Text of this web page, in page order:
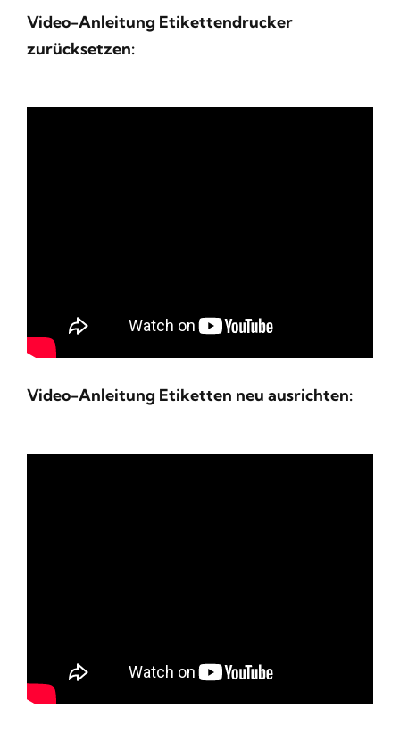
Video-Anleitung Etikettendrucker
zurücksetzen:
Video-Anleitung Etiketten neu ausrichten: